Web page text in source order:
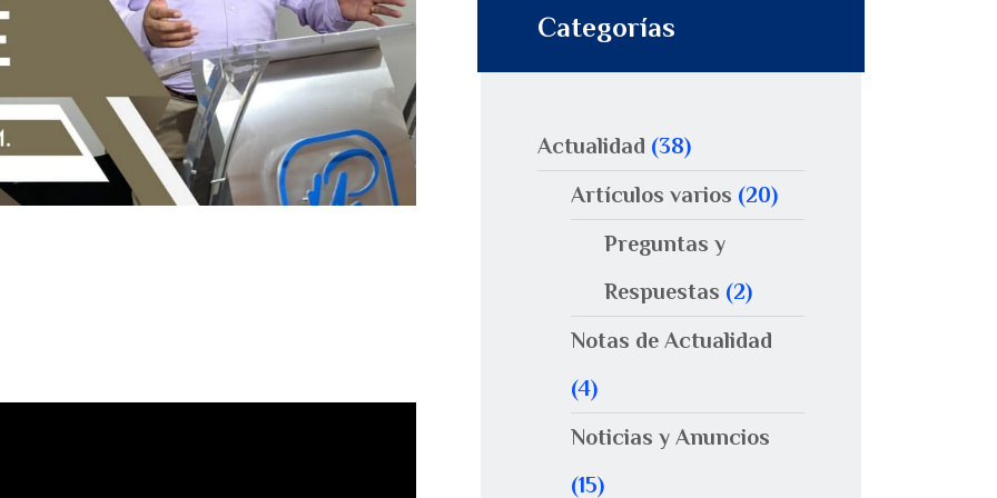
Categorías
Actualidad (38)
Artículos varios (20)
Preguntas y
Respuestas (2)
Notas de Actualidad
(4)
Noticias y Anuncios
(15)